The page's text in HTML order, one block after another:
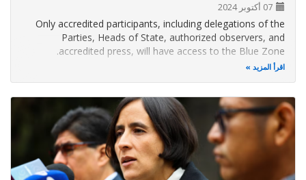
07 أكتوبر 2024
Only accredited participants, including delegations of the
Parties, Heads of State, authorized observers, and
accredited press, will have access to the Blue Zone.
In the Green Zone, there will be conferences, panels,
workshops, environmental project exhibitions, artistic
performances, and networking
اقرأ المزيد